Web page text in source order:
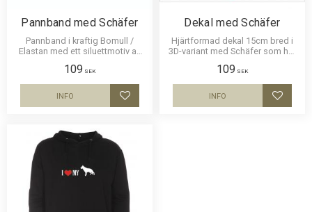
Pannband med Schäfer
Pannband i kraftig Bomull /
Elastan med ett siluettmotiv av
109 SEK
Lägg till i favoriter
INFO
Dekal med Schäfer
Hjärtformad dekal 15cm bred i
3D-variant med Schäfer som har
på bilruta m.m.
109 SEK
Lägg
INFO